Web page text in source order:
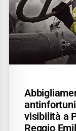
visibilità a
Reggio